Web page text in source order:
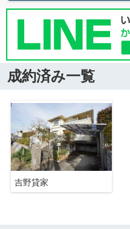
成約済み一覧
吉野貸家